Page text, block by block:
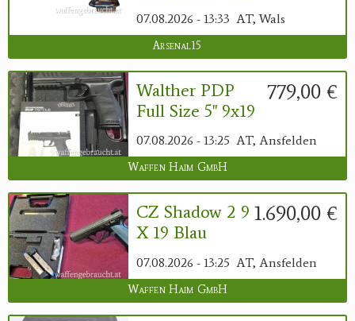
07.08.2026 - 13:33 AT, Wals
Arsenal15
779,00 €
Walther PDP
Full Size 5" 9x19
07.08.2026 - 13:25 AT, Ansfelden
Waffen Haim GmbH
1.690,00 €
CZ Shadow 2 9
X 19 Blau
07.08.2026 - 13:25 AT, Ansfelden
Waffen Haim GmbH